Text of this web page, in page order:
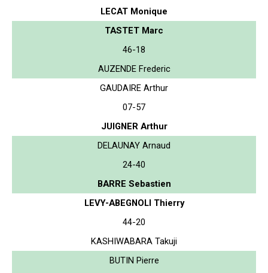
LECAT Monique
TASTET Marc
46-18
AUZENDE Frederic
GAUDAIRE Arthur
07-57
JUIGNER Arthur
DELAUNAY Arnaud
24-40
BARRE Sebastien
LEVY-ABEGNOLI Thierry
44-20
KASHIWABARA Takuji
BUTIN Pierre